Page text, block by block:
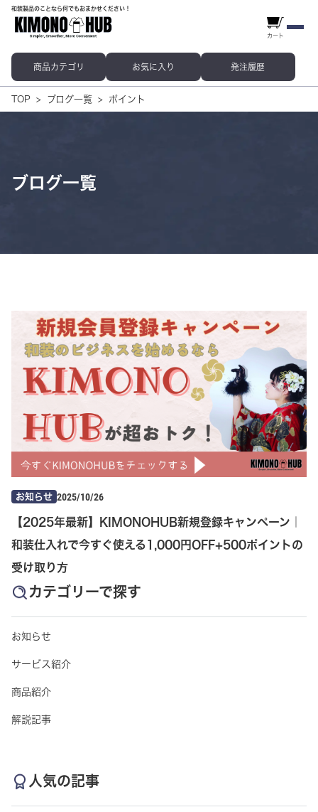
和装製品のことなら何でもおまかせください！
カート
商品カテゴリ お気に入り 発注履歴
TOP ブログ一覧 ポイント
ブログ一覧
お知らせ 2025/10/26
【2025年最新】KIMONOHUB新規登録キャンペーン｜
和装仕入れで今すぐ使える1,000円OFF+500ポイントの
受け取り方
カテゴリーで探す
お知らせ
サービス紹介
商品紹介
解説記事
人気の記事